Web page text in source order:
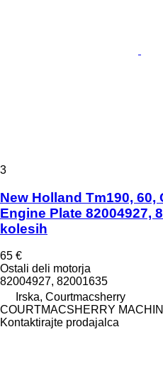
3
New Holland Tm190, 60,
Engine Plate 82004927,
kolesih
65 €
Ostali deli motorja
82004927, 82001635
Irska, Courtmacsherry
COURTMACSHERRY
Kontaktirajte prodajalca